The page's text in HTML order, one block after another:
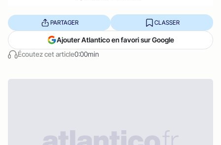
Écoutez cet article0:00min
PARTAGER CLASSER
Ajouter Atlantico en favori sur Google